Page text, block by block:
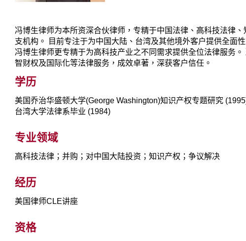
冯博生律师为本所资深合伙律师，专精于中国法律、高科技法律
支机构。 目前专注于为中国大陆、台湾及其他境外客户提供全面
冯博生律师更专精于为高科技产业之不同需求提供全位法律服务
智财权及国际化等法律服务，成效卓著，深获客户信任。
学历
美国乔治华盛顿大学(George Washington)知识产权专题研究
台湾大学法律系毕业 (1984)
专业领域
高科技法律；并购；对中国大陆投资；知识产权；争议解决
经历
美国律师CLE讲座
资格